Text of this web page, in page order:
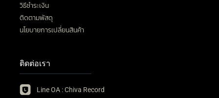
วิธีชำระเงิน
ติดตามพัสดุ
นโยบายการเปลี่ยนสินค้า
ติดต่อเรา
Line OA : Chiva Record